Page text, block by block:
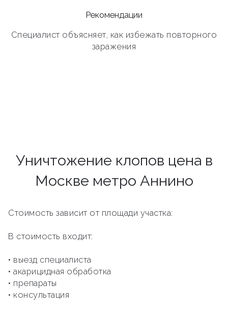
Рекомендации
Специалист объясняет, как избежать повторного
заражения
Уничтожение клопов цена в
Москве метро Аннино
Стоимость зависит от площади участка:
В стоимость входит:
• выезд специалиста
• акарицидная обработка
• препараты
• консультация